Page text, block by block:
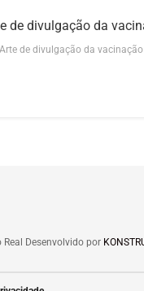
Arte de divulgação da vacinação
Desenvolvido por